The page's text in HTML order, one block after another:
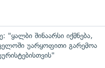
"ყალბი შინაარსი იქმნება,
უარყოფითი გარემოა